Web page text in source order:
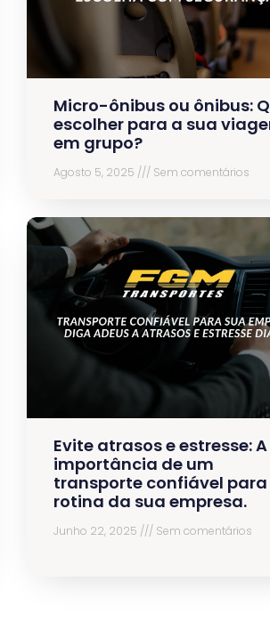
Micro-ônibus ou ônibus:
escolher para a sua
em grupo?
Agosto 5, 2025 Sem comentários
Evite atrasos e estresse: A
importância de um
transporte confiável para
rotina da sua empresa.
Junho 22, 2025 Sem comentários